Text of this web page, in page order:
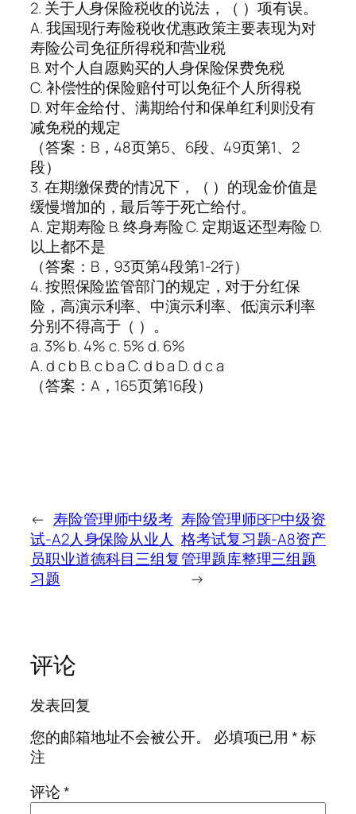
2. 关于人身保险税收的说法，（ ）项有误。
A. 我国现行寿险税收优惠政策主要表现为对
寿险公司免征所得税和营业税
B. 对个人自愿购买的人身保险保费免税
C. 补偿性的保险赔付可以免征个人所得税
D. 对年金给付、满期给付和保单红利则没有
减免税的规定
（答案：B，48页第5、6段、49页第1、2
段）
3. 在期缴保费的情况下，（ ）的现金价值是
缓慢增加的，最后等于死亡给付。
A. 定期寿险 B. 终身寿险 C. 定期返还型寿险 D.
以上都不是
（答案：B，93页第4段第1-2行）
4. 按照保险监管部门的规定，对于分红保
险，高演示利率、中演示利率、低演示利率
分别不得高于（ ）。
a. 3% b. 4% c. 5% d. 6%
A. d c b B. c b a C. d b a D. d c a
（答案：A，165页第16段）
← 寿险管理师中级考
试-A2人身保险从业人
员职业道德科目三组复
习题
寿险管理师BFP中级资
格考试复习题-A8资产
管理题库整理三组题
→
评论
发表回复
您的邮箱地址不会被公开。
必填项已用*标
注
评论*